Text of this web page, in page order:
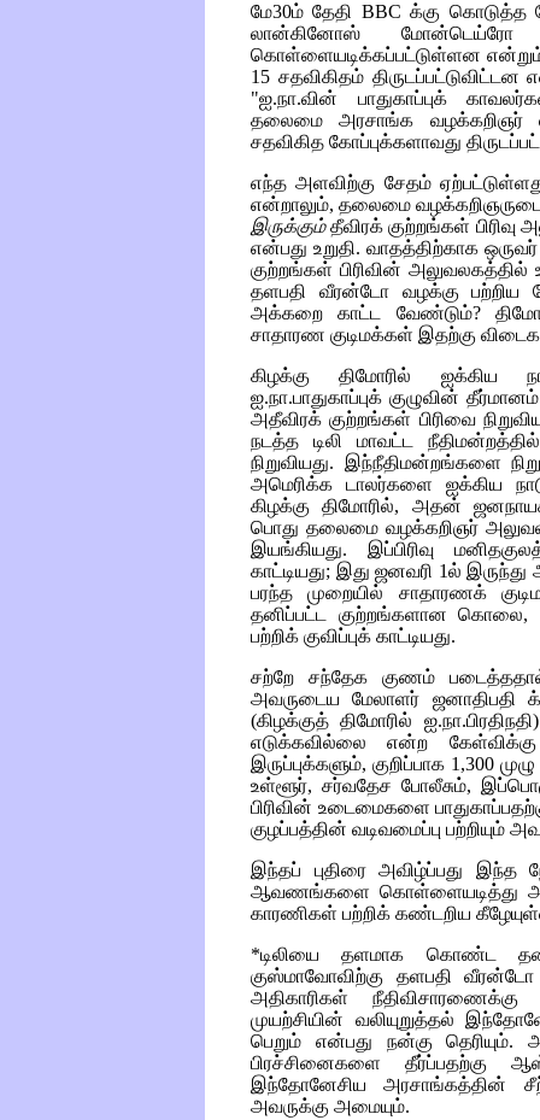
மே30ம் தேதி BBC க்கு
லான்கினோஸ்
கொள்ளையடிக்கப்பட்டுள்ளன என்றும்
15 சதவிகிதம் திருடப்பட்டுவிட்டன
"ஐ.நா.வின் பாதுகாப்புக்
தலைமை அரசாங்க வழக்கறிஞர்
சதவிகித கோப்புக்களாவது
எந்த அளவிற்கு சேதம்
என்றாலும், தலைமை
இருக்கும்தீவிரக் குற்றங்கள்
என்பது உறுதி. வாதத்திற்காக
குற்றங்கள் பிரிவின்
தளபதி வீரன்டோ வழக்கு பற்றிய
அக்கறை காட்ட வேண்டும்?
சாதாரண குடிமக்கள் இதற்கு
கிழக்கு திமோரில் ஐக்கிய
ஐ.நா.பாதுகாப்புக் குழுவின்
அதீவிரக் குற்றங்கள் பிரிவை
நடத்த டிலி மாவட்ட
நிறுவியது. இந்நீதிமன்றங்களை
அமெரிக்க டாலர்களை ஐக்கிய
கிழக்கு திமோரில், அதன்
பொது தலைமை வழக்கறிஞர்
இயங்கியது. இப்பிரிவு
காட்டியது; இது ஜனவரி 1ல்
பரந்த முறையில் சாதாரணக்
தனிப்பட்ட குற்றங்களான கொலை,
பற்றிக் குவிப்புக் காட்டியது.
சற்றே சந்தேக குணம்
அவருடைய மேலாளர் ஜனாதிபதி
(கிழக்குத் திமோரில்
எடுக்கவில்லை என்ற
இருப்புக்களும், குறிப்பாக 1,300
உள்ளூர், சர்வதேச போலீசும்,
பிரிவின் உடைமைகளை
குழப்பத்தின் வடிவமைப்பு பற்றியும்
இந்தப் புதிரை அவிழ்ப்பது இந்த
ஆவணங்களை கொள்ளையடித்து
காரணிகள் பற்றிக் கண்டறிய
*டிலியை தளமாக கொண்ட
குஸ்மாவோவிற்கு தளபதி
அதிகாரிகள்
முயற்சியின் வலியுறுத்தல்
பெறும் என்பது நன்கு தெரியும்.
பிரச்சினைகளை தீர்ப்பதற்கு
இந்தோனேசிய அரசாங்கத்தின்
அவருக்கு அமையும்.